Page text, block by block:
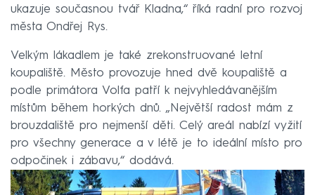
ukazuje současnou tvář Kladna,“ říká radní pro rozvoj
města Ondřej Rys.
Velkým lákadlem je také zrekonstruované letní
koupaliště. Město provozuje hned dvě koupaliště a
podle primátora Volfa patří k nejvyhledávanějším
místům během horkých dnů. „Největší radost mám z
brouzdaliště pro nejmenší děti. Celý areál nabízí vyžití
pro všechny generace a v létě je to ideální místo pro
odpočinek i zábavu,“ dodává.